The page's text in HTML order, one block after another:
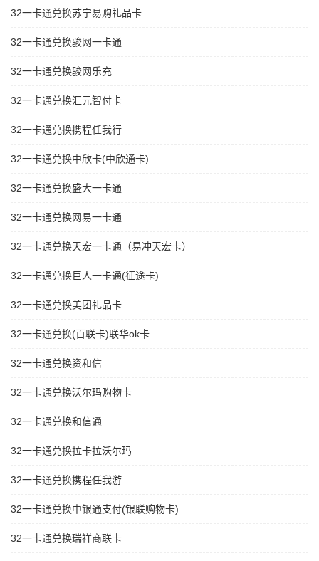
32一卡通兑换苏宁易购礼品卡
32一卡通兑换骏网一卡通
32一卡通兑换骏网乐充
32一卡通兑换汇元智付卡
32一卡通兑换携程任我行
32一卡通兑换中欣卡(中欣通卡)
32一卡通兑换盛大一卡通
32一卡通兑换网易一卡通
32一卡通兑换天宏一卡通（易冲天宏卡）
32一卡通兑换巨人一卡通(征途卡)
32一卡通兑换美团礼品卡
32一卡通兑换(百联卡)联华ok卡
32一卡通兑换资和信
32一卡通兑换沃尔玛购物卡
32一卡通兑换和信通
32一卡通兑换拉卡拉沃尔玛
32一卡通兑换携程任我游
32一卡通兑换中银通支付(银联购物卡)
32一卡通兑换瑞祥商联卡